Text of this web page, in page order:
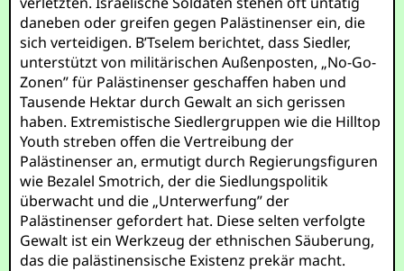
daneben oder greifen gegen Palästinenser ein, die
sich verteidigen. B’Tselem berichtet, dass Siedler,
unterstützt von militärischen Außenposten, „No-Go-
Zonen” für Palästinenser geschaffen haben und
Tausende Hektar durch Gewalt an sich gerissen
haben. Extremistische Siedlergruppen wie die Hilltop
Youth streben offen die Vertreibung der
Palästinenser an, ermutigt durch Regierungsfiguren
wie Bezalel Smotrich, der die Siedlungspolitik
überwacht und die „Unterwerfung” der
Palästinenser gefordert hat. Diese selten verfolgte
Gewalt ist ein Werkzeug der ethnischen Säuberung,
das die palästinensische Existenz prekär macht.